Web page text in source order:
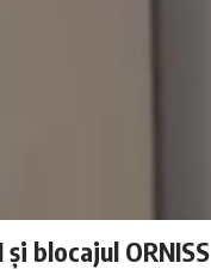
blocajul ORNISS